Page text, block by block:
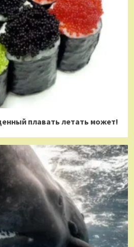
плавать летать может!